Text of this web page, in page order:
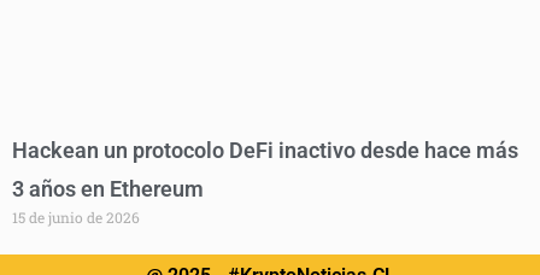
Hackean un protocolo DeFi inactivo desde hace más
3 años en Ethereum
15 de junio de 2026